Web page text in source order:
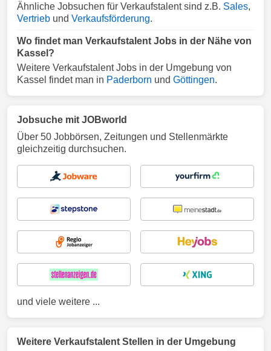
Ähnliche Jobsuchen für Verkaufstalent sind z.B. Sales,
Vertrieb und Verkaufsförderung.
Wo findet man Verkaufstalent Jobs in der Nähe von
Kassel?
Weitere Verkaufstalent Jobs in der Umgebung von
Kassel findet man in Paderborn und Göttingen.
Jobsuche mit JOBworld
Über 50 Jobbörsen, Zeitungen und Stellenmärkte
gleichzeitig durchsuchen.
und viele weitere ...
Weitere Verkaufstalent Stellen in der Umgebung